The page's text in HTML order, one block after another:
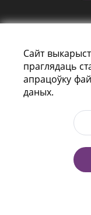
праспект
г. Мiнск,
Тэл.: (+375
Эл. пошта:
Сайт
праглядаць
апрацоўку
даных.